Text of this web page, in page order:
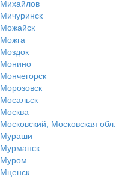
Михайлов
Мичуринск
Можайск
Можга
Моздок
Монино
Мончегорск
Морозовск
Мосальск
Москва
Московский, Московская обл.
Мураши
Мурманск
Муром
Мценск